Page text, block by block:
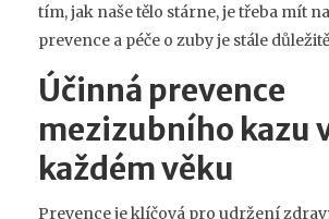
tím, jak naše tělo stárne, je třeba mít
prevence a péče o zuby je stále
Účinná prevence
mezizubního kazu
každém věku
Prevence je klíčová pro udržení